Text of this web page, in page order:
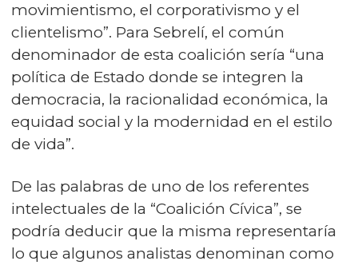
movimientismo, el corporativismo y el
clientelismo”. Para Sebrelí, el común
denominador de esta coalición sería “una
política de Estado donde se integren la
democracia, la racionalidad económica, la
equidad social y la modernidad en el estilo
de vida”.
De las palabras de uno de los referentes
intelectuales de la “Coalición Cívica”, se
podría deducir que la misma representaría
lo que algunos analistas denominan como